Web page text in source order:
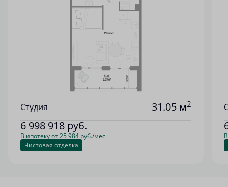
Студия 31.05 м2
6 998 918 руб.
В ипотеку от 25 984 руб./мес.
Чистовая отделка